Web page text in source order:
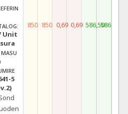
Unit
5
850 850 0,69 0,69 586,50586,50